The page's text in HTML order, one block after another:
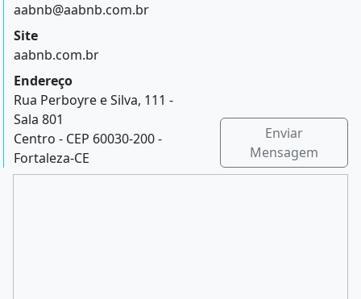
aabnb@aabnb.com.br
Site
aabnb.com.br
Endereço
Rua Perboyre e Silva, 111 -
Sala 801
Centro - CEP 60030-200 -
Fortaleza-CE
Enviar
Mensagem